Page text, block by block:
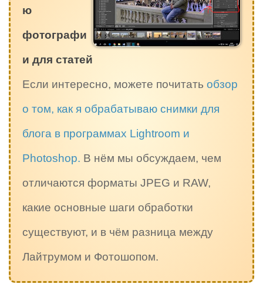
ю
фотографи
и для статей
Если интересно, можете почитать обзор
о том, как я обрабатываю снимки для
блога в программах Lightroom и
Photoshop. В нём мы обсуждаем, чем
отличаются форматы JPEG и RAW,
какие основные шаги обработки
существуют, и в чём разница между
Лайтрумом и Фотошопом.